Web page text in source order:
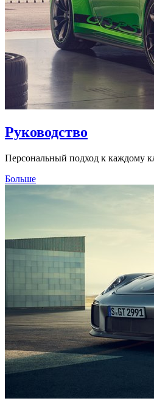
Руководство
Персональный подход к каждому
Больше